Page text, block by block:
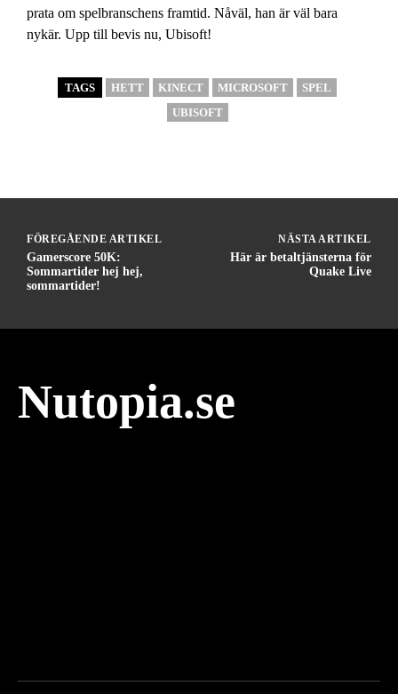
prata om spelbranschens framtid. Nåväl, han är väl bara
nykär. Upp till bevis nu, Ubisoft!
TAGS HETT KINECT MICROSOFT
SPEL
UBISOFT
FÖREGÅENDE ARTIKEL
Gamerscore 50K:
Sommartider hej hej,
sommartider!
NÄSTA ARTIKEL
Här är betaltjänsterna för
Quake Live
Nutopia.se